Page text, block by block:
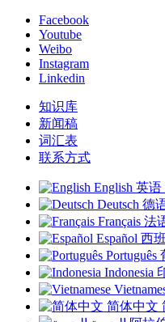
Facebook
Youtube
Weibo
Instagram
Linkedin
知识库
新闻稿
词汇表
联系方式
English 英语
Deutsch 德
Français 法
Español 西
Português
Indonesia
简体中文